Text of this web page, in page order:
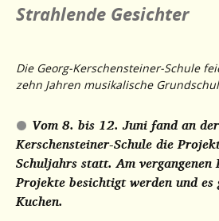
Strahlende Gesichter
Die Georg-Kerschensteiner-Schule
zehn Jahren musikalische
Vom 8. bis 12. Juni fand an
Kerschensteiner-Schule die
Schuljahrs statt. Am
Projekte besichtigt werden und
Kuchen.